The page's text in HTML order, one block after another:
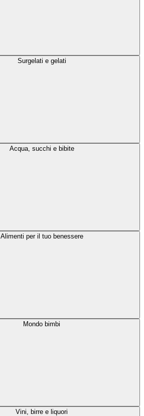
Surgelati e gelati
Acqua, succhi e bibite
Alimenti per il tuo benessere
Mondo bimbi
Vini, birre e liquori